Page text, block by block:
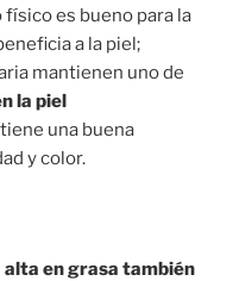
es bueno para la
a la piel;
mantienen uno de
la piel
una buena
y color.
en grasa también